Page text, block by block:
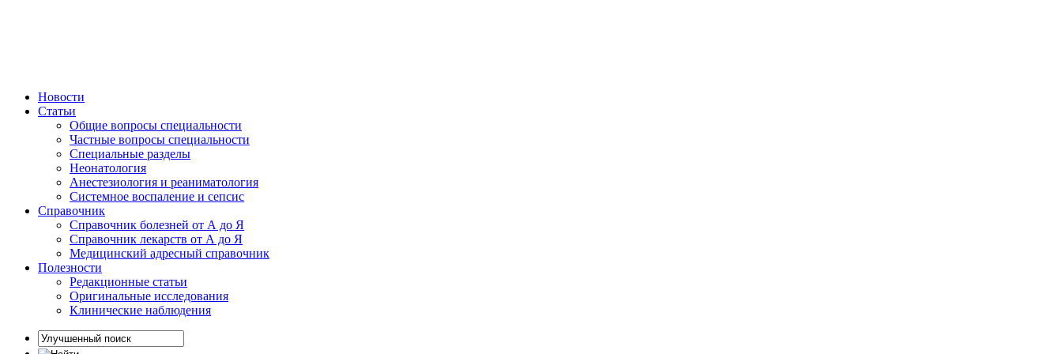
Новости
Статьи
Общие вопросы специальности
Частные вопросы специальности
Специальные разделы
Неонатология
Анестезиология и реаниматология
Системное воспаление и сепсис
Справочник
Справочник болезней от А до Я
Справочник лекарств от А до Я
Медицинский адресный справочник
Полезности
Редакционные статьи
Оригинальные исследования
Клинические наблюдения